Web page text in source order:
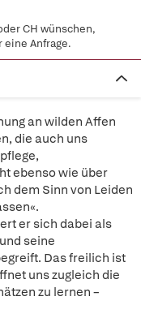
CH wünschen,
eine Anfrage.
an wilden Affen
die auch uns
ebenso wie über
dem Sinn von Leiden
er sich dabei als
seine
Das freilich ist
uns zugleich die
zu lernen –